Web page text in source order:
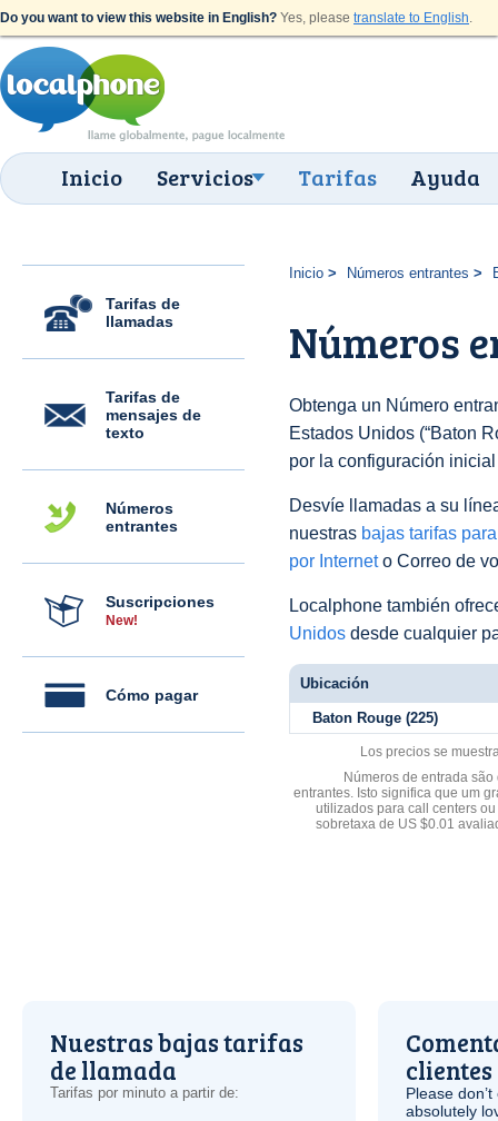
Do you want to view this website in English? Yes, please translate to English.
Inicio Servicios Tarifas Ayuda
Tarifas de
llamadas
Tarifas de
mensajes de
texto
Números
entrantes
Suscripciones
New!
Cómo pagar
Inicio Números entrantes
Números
Obtenga un Número
Estados Unidos (“Baton
por la configuración
Desvíe llamadas a su
nuestras bajas tarifas
por Interneto Correo de
Localphone también
Unidos desde cualquier
Ubicación
Baton Rouge (225)
Los precios se
Números de entrada
entrantes. Isto significa que um
utilizados para call centers
sobretaxa de US $0.01
Nuestras bajas tarifas
de llamada
Tarifas por minuto a partir de:
clientes
Please
absolutely